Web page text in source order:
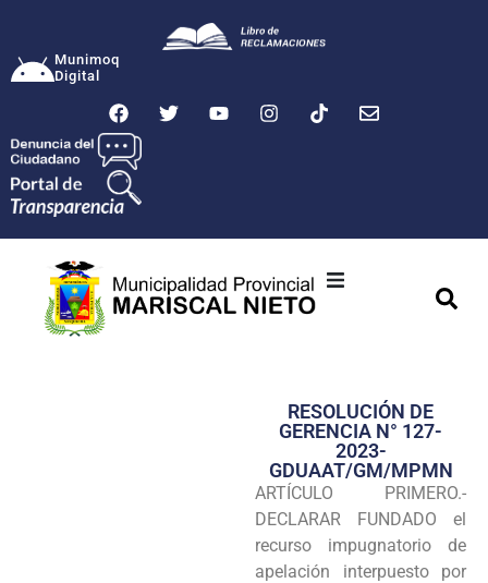
Munimoq
Digital
Transparencia
Seguridad
Programas
Intranet
RESOLUCIÓN DE
GERENCIA N° 127-
2023-
GDUAAT/GM/MPMN
ARTÍCULO PRIMERO.-
DECLARAR FUNDADO el
recurso impugnatorio de
apelación interpuesto por